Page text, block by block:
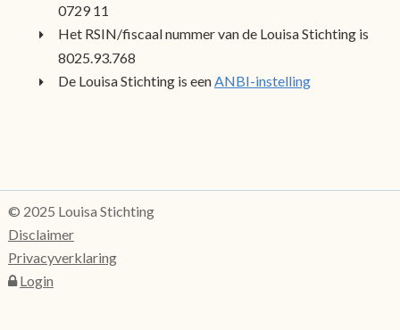
0729 11
Het RSIN/fiscaal nummer van de Louisa Stichting is
8025.93.768
De Louisa Stichting is eenANBI-instelling
© 2025 Louisa Stichting
Disclaimer
Privacyverklaring
Login